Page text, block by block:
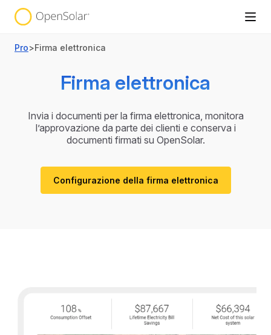
Firma elettronica
Invia i documenti per la firma elettronica, monitora
l’approvazione da parte dei clienti e conserva i
documenti firmati su OpenSolar.
Configurazione della firma elettronica
Pro>Firma elettronica